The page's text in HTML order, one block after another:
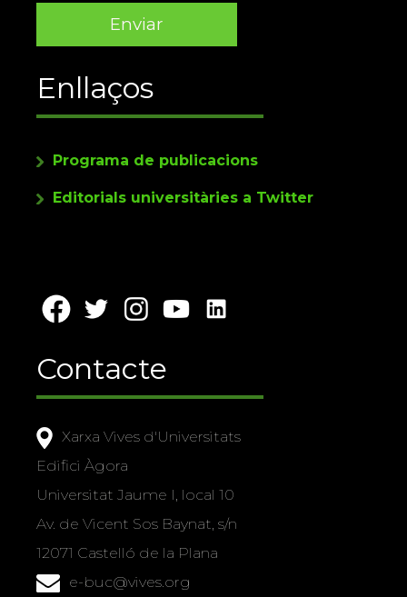
Enllaços
Programa de publicacions
Editorials universitàries a Twitter
Contacte
Xarxa Vives d'Universitats
Edifici Àgora
Universitat Jaume I, local 10
Av. de Vicent Sos Baynat, s/n
12071 Castelló de la Plana
e-buc@vives.org